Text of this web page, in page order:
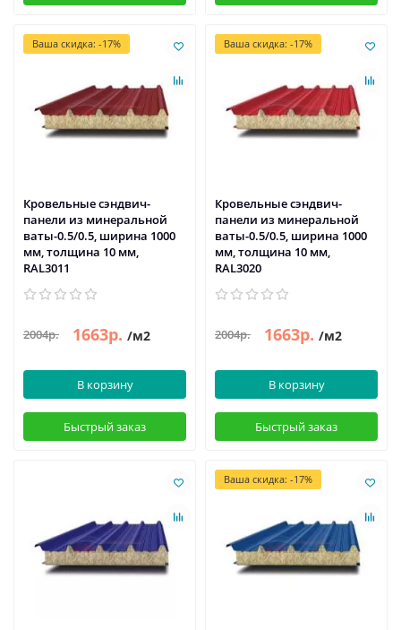
Ваша скидка: -17%
Кровельные сэндвич-
панели из минеральной
ваты-0.5/0.5, ширина 1000
мм, толщина 10 мм,
RAL3011
2004р. 1663р. /м2
В корзину
Быстрый заказ
Ваша скидка: -17%
Кровельные сэндвич-
панели из минеральной
ваты-0.5/0.5, ширина 1000
мм, толщина 10 мм,
RAL3020
2004р. 1663р. /м2
В корзину
Быстрый заказ
Ваша скидка: -17%